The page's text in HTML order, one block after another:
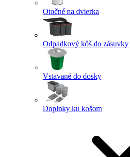
Otočné na dvierka
Odpadkový kôš do zásuvky
Vstavané do dosky
Doplnky ku košom